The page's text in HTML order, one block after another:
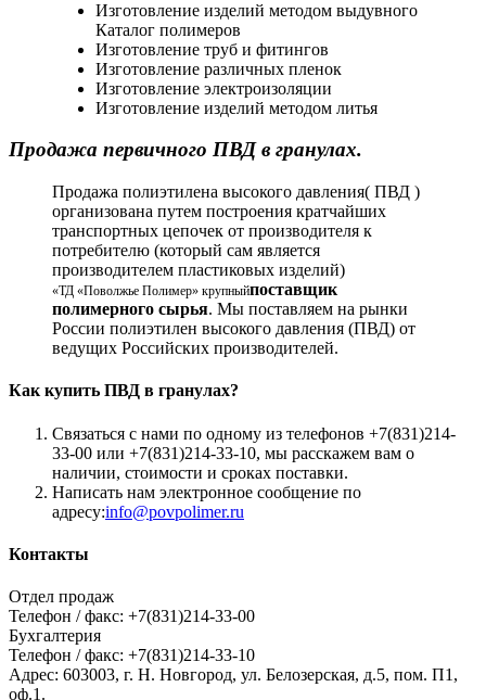
Изготовление изделий методом выдувного
Каталог полимеров
Изготовление труб и фитингов
Изготовление различных пленок
Изготовление электроизоляции
Изготовление изделий методом литья
Продажа первичного ПВД в гранулах.
Продажа полиэтилена высокого давления( ПВД )
организована путем построения кратчайших
транспортных цепочек от производителя к
потребителю (который сам является
производителем пластиковых изделий)
«ТД «Поволжье Полимер» крупныйпоставщик
полимерного сырья. Мы поставляем на рынки
России полиэтилен высокого давления (ПВД) от
ведущих Российских производителей.
Как купить ПВД в гранулах?
Связаться с нами по одному из телефонов +7(831)214-
33-00 или +7(831)214-33-10, мы расскажем вам о
наличии, стоимости и сроках поставки.
Написать нам электронное сообщение по
адресу:info@povpolimer.ru
Контакты
Отдел продаж
Телефон / факс: +7(831)214-33-00
Бухгалтерия
Телефон / факс: +7(831)214-33-10
Адрес: 603003, г. Н. Новгород, ул. Белозерская, д.5, пом. П1,
оф.1.